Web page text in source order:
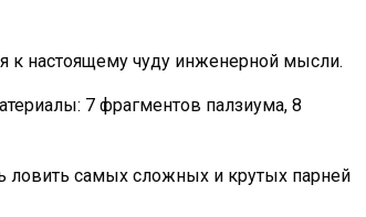
к настоящему чуду инженерной мысли.
7 фрагментов палзиума, 8
ловить самых сложных и крутых парней